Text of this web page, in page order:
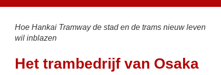
Hoe Hankai Tramway de stad en de trams nieuw leven
wil inblazen
Het trambedrijf van Osaka